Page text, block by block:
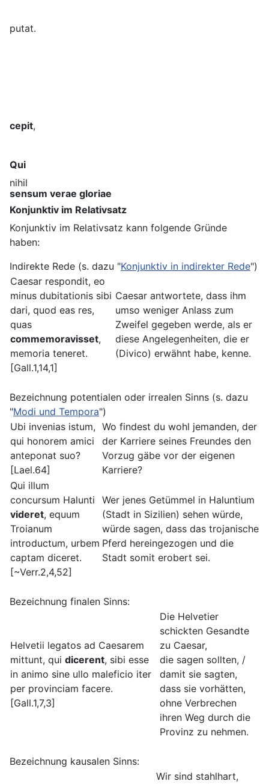
putat.
cepit,
Qui
sensum verae gloriae
nihil
Konjunktiv im Relativsatz
Konjunktiv im Relativsatz kann folgende Gründe
haben:
Indirekte Rede (s. dazu "Konjunktiv in indirekter Rede")
Caesar respondit, eo
minus dubitationis sibi
dari, quod eas res,
quas
commemoravisset,
memoria teneret.
[Gall.1,14,1]
Caesar antwortete, dass ihm
umso weniger Anlass zum
Zweifel gegeben werde, als er
diese Angelegenheiten, die er
(Divico) erwähnt habe, kenne.
Bezeichnung potentialen oder irrealen Sinns (s. dazu
"Modi und Tempora")
Ubi invenias istum,
qui honorem amici
anteponat suo?
[Lael.64]
Wo findest du wohl jemanden, der
der Karriere seines Freundes den
Vorzug gäbe vor der eigenen
Karriere?
Qui illum
concursum Halunti
videret, equum
Troianum
introductum, urbem
captam diceret.
[~Verr.2,4,52]
Wer jenes Getümmel in Haluntium
(Stadt in Sizilien) sehen würde,
würde sagen, dass das trojanische
Pferd hereingezogen und die
Stadt somit erobert sei.
Bezeichnung finalen Sinns:
Helvetii legatos ad Caesarem
mittunt, qui dicerent, sibi esse
in animo sine ullo maleficio iter
per provinciam facere.
[Gall.1,7,3]
Die Helvetier
schickten Gesandte
zu Caesar,
die sagen sollten, /
damit sie sagten,
dass sie vorhätten,
ohne Verbrechen
ihren Weg durch die
Provinz zu nehmen.
Bezeichnung kausalen Sinns:
Wir sind stahlhart,